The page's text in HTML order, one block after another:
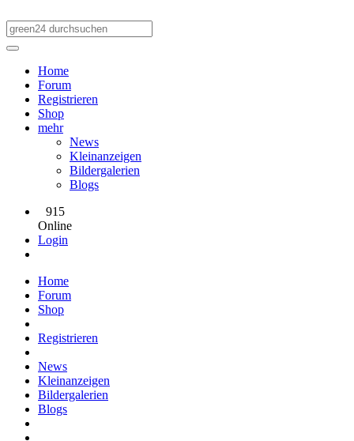
Home
Forum
Registrieren
Shop
mehr
News
Kleinanzeigen
Bildergalerien
Blogs
915
Online
Login
Home
Forum
Shop
Registrieren
News
Kleinanzeigen
Bildergalerien
Blogs